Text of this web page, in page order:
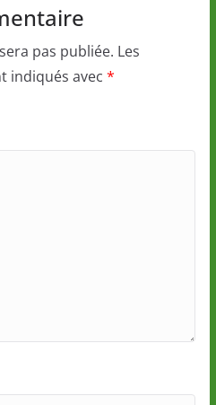
pas publiée. Les
indiqués avec *